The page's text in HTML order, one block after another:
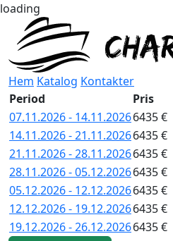
loading
Hem Katalog Kontakter
Period
Pris
07.11.2026 - 14.11.20266435 €
14.11.2026 - 21.11.20266435 €
21.11.2026 - 28.11.20266435 €
28.11.2026 - 05.12.20266435 €
05.12.2026 - 12.12.20266435 €
12.12.2026 - 19.12.20266435 €
19.12.2026 - 26.12.20266435 €